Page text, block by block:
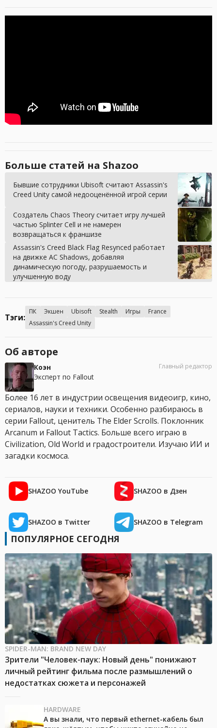
Больше статей на Shazoo
Бывшие сотрудники Ubisoft считают Assassin's
Creed Unity самой недооценённой игрой серии
Создатель Chaos Theory считает игру лучшей
частью Splinter Cell и не намерен
возвращаться к франшизе
Assassin's Creed Black Flag Resynced работает
на движке AC Shadows, добавляя
динамическую погоду, разрушаемость и
улучшенную воду
Тэги:
ПК Экшен Ubisoft Stealth Игры
France
Assassin's Creed Unity
Об авторе
Коэн
Эксперт по Fallout
Главный редактор
Более 16 лет в индустрии освещения видеоигр, кино,
сериалов, науки и техники. Особенно разбираюсь в
серии Fallout, ценитель The Elder Scrolls. Поклонник
Arcanum и Fallout Tactics. Больше всего играю в
Civilization, Old World и градостроители. Изучаю ИИ и
загадки космоса.
SHAZOO YouTube SHAZOO в Дзен
SHAZOO в Twitter SHAZOO в Telegram
ПОПУЛЯРНОЕ СЕГОДНЯ
SPIDER-MAN: BRAND NEW DAY
Зрители "Человек-паук: Новый день" понижают
личный рейтинг фильма после размышлений о
недостатках сюжета и персонажей
HARDWARE
А вы знали, что первый ethernet-кабель был